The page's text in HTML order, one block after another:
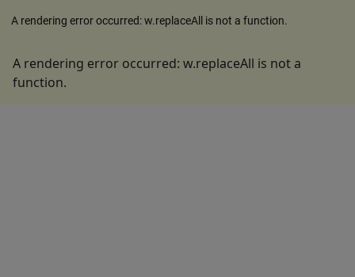
A rendering error occurred:w.replaceAll is not a function.
A rendering error occurred: w.replaceAll is not a
function.